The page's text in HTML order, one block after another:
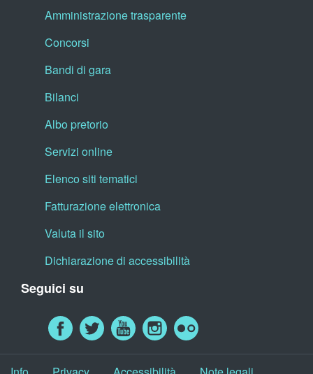
Amministrazione trasparente
Concorsi
Bandi di gara
Bilanci
Albo pretorio
Servizi online
Elenco siti tematici
Fatturazione elettronica
Valuta il sito
Dichiarazione di accessibilità
Seguici su